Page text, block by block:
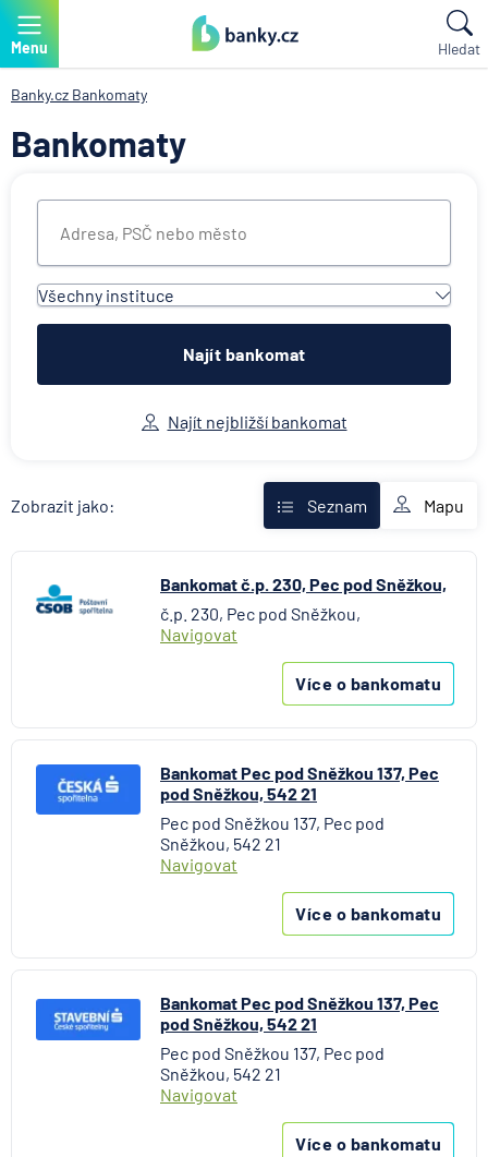
Menu Hledat
Banky.cz Bankomaty
Bankomaty
Všechny instituce
Všechny instituce
Československá obchodní banka
Fio banka
mBank
MONETA Money Bank
Oberbank AG
Raiffeisenbank
Stavební spořitelna České spořitelny
Najít bankomat
Najít nejbližší bankomat
Zobrazit jako: Seznam Mapu
Bankomat č.p. 230, Pec pod Sněžkou,
č.p. 230, Pec pod Sněžkou,
Navigovat
Více o bankomatu
Bankomat Pec pod Sněžkou 137, Pec
pod Sněžkou, 542 21
Pec pod Sněžkou 137, Pec pod
Sněžkou, 542 21
Navigovat
Více o bankomatu
Bankomat Pec pod Sněžkou 137, Pec
pod Sněžkou, 542 21
Pec pod Sněžkou 137, Pec pod
Sněžkou, 542 21
Navigovat
Více o bankomatu